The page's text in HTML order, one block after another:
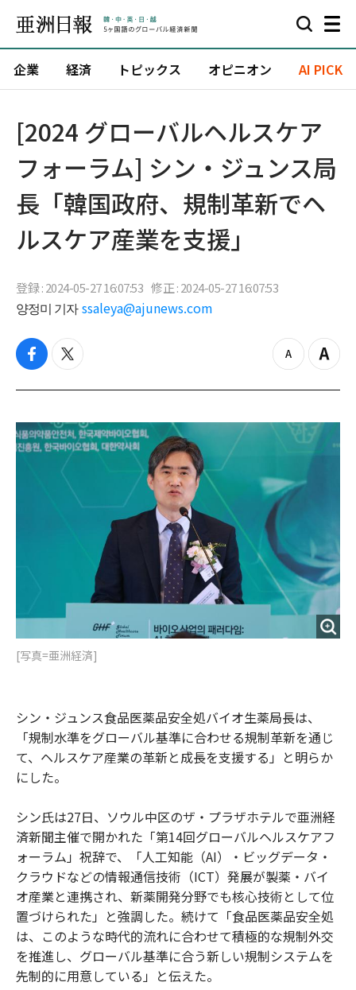
企業 経済 トピックス オピニオン AI PICK
[2024 グローバルヘルスケア
フォーラム] シン・ジュンス局
長「韓国政府、規制革新でヘ
ルスケア産業を支援」
登録 : 2024-05-27 16:07:53 修正 : 2024-05-27 16:07:53
양정미 기자 ssaleya@ajunews.com
f
c
b
o
o
t
i
t
e
r
z
o
o
u
Z
o
i
[写真=亜洲経済]
シン・ジュンス食品医薬品安全処バイオ生薬局長は、
「規制水準をグローバル基準に合わせる規制革新を通じ
て、ヘルスケア産業の革新と成長を支援する」と明らか
にした。
シン氏は27日、ソウル中区のザ・プラザホテルで亜洲経
済新聞主催で開かれた「第14回グローバルヘルスケアフ
ォーラム」祝辞で、「人工知能（AI）・ビッグデータ・
クラウドなどの情報通信技術（ICT）発展が製薬・バイ
オ産業と連携され、新薬開発分野でも核心技術として位
置づけられた」と強調した。続けて「食品医薬品安全処
は、このような時代的流れに合わせて積極的な規制外交
を推進し、グローバル基準に合う新しい規制システムを
先制的に用意している」と伝えた。